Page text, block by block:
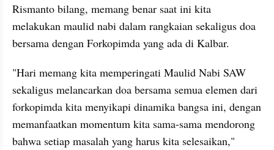
Rismanto bilang, memang benar saat ini kita
melakukan maulid nabi dalam rangkaian sekaligus doa
bersama dengan Forkopimda yang ada di Kalbar.
"Hari memang kita memperingati Maulid Nabi SAW
sekaligus melancarkan doa bersama semua elemen dari
forkopimda kita menyikapi dinamika bangsa ini, dengan
memanfaatkan momentum kita sama-sama mendorong
bahwa setiap masalah yang harus kita selesaikan,"